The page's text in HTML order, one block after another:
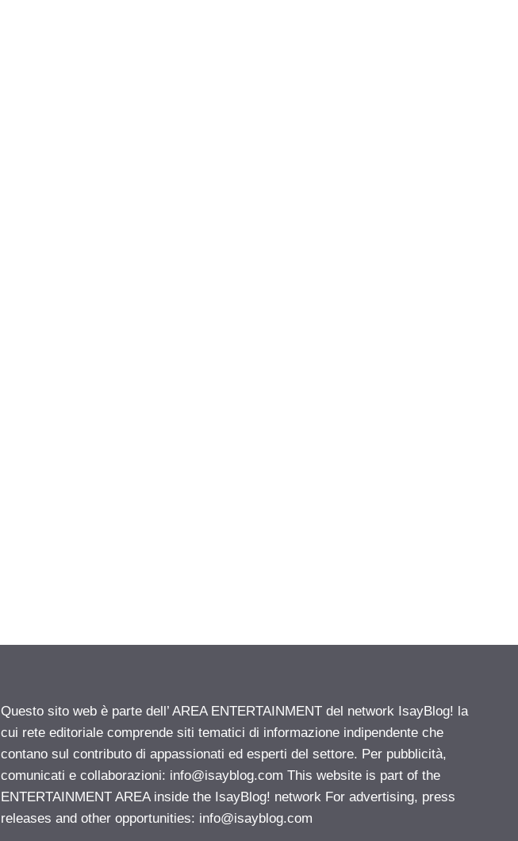
Questo sito web è parte dell’ AREA ENTERTAINMENT del network IsayBlog! la
cui rete editoriale comprende siti tematici di informazione indipendente che
contano sul contributo di appassionati ed esperti del settore. Per pubblicità,
comunicati e collaborazioni: info@isayblog.com This website is part of the
ENTERTAINMENT AREA inside the IsayBlog! network For advertising, press
releases and other opportunities: info@isayblog.com